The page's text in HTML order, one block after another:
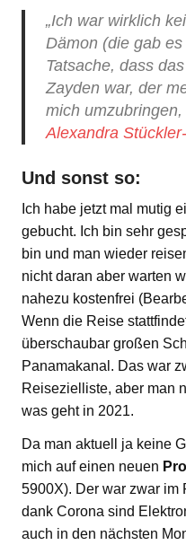
„Ich war wirklich
Dämon (die gab
Tatsache, dass
Zayden war, der
mich
Alexandra
Und sonst so:
Ich habe jetzt mal mutig
gebucht. Ich bin sehr
bin und man wieder
nicht daran aber warten
nahezu kostenfrei
Wenn die Reise
überschaubar großen
Panamakanal. Das war
Reisezielliste, aber man
was geht in 2021.
Da man aktuell ja keine
mich auf einen neuen
5900X). Der war zwar im
dank Corona sind
auch in den nächsten